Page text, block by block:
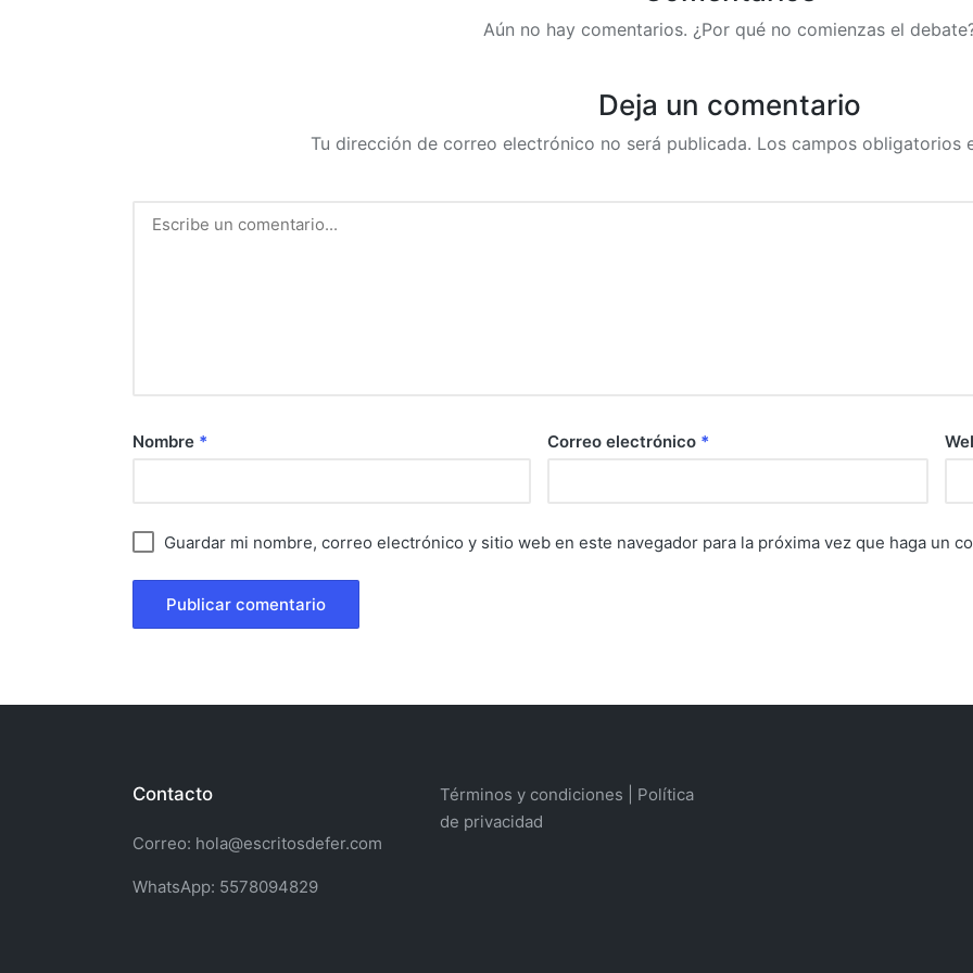
Aún no hay comentarios. ¿Por qué no comienzas el
Deja un comentario
Tu dirección de correo electrónico no será publicada. Los campos obligatorios
Nombre * Correo electrónico *
Guardar mi nombre, correo electrónico y sitio web en este navegador para la próxima vez que haga un
Contacto
Correo: hola@escritosdefer.com
WhatsApp: 5578094829
Términos y condiciones | Política
de privacidad